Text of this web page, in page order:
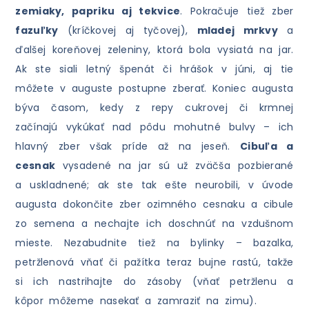
zemiaky, papriku aj tekvice. Pokračuje tiež zber
fazuľky (kríčkovej aj tyčovej), mladej mrkvy a
ďalšej koreňovej zeleniny, ktorá bola vysiatá na jar.
Ak ste siali letný špenát či hrášok v júni, aj tie
môžete v auguste postupne zberať. Koniec augusta
býva časom, kedy z repy cukrovej či krmnej
začínajú vykúkať nad pôdu mohutné bulvy – ich
hlavný zber však príde až na jeseň. Cibuľa a
cesnak vysadené na jar sú už zväčša pozbierané
a uskladnené; ak ste tak ešte neurobili, v úvode
augusta dokončite zber ozimného cesnaku a cibule
zo semena a nechajte ich doschnúť na vzdušnom
mieste. Nezabudnite tiež na bylinky – bazalka,
petržlenová vňať či pažítka teraz bujne rastú, takže
si ich nastrihajte do zásoby (vňať petržlenu a
kôpor môžeme nasekať a zamraziť na zimu).